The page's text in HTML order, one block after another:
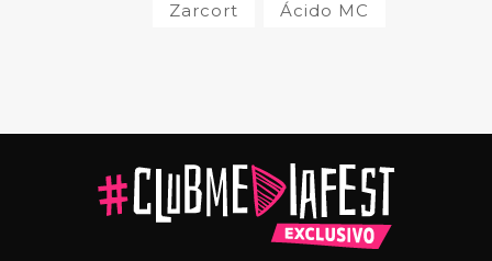
Zarcort
Ácido MC